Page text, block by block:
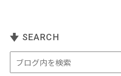
SEARCH